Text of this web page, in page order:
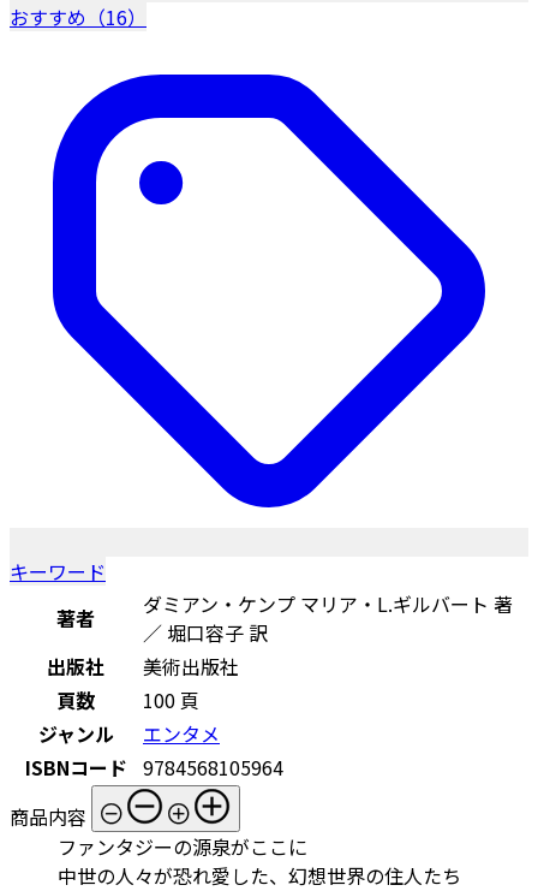
おすすめ（16）
キーワード
著者
ダミアン・ケンプ マリア・L.ギルバート 著
／ 堀口容子 訳
出版社
美術出版社
頁数
100 頁
ジャンル
エンタメ
ISBNコード 9784568105964
商品内容
ファンタジーの源泉がここに
中世の人々が恐れ愛した、幻想世界の住人たち